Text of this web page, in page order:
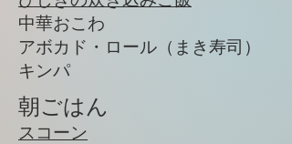
中華おこわ
​アボカド・ロール（まき寿司）
​キンパ
​朝ごはん
スコーン